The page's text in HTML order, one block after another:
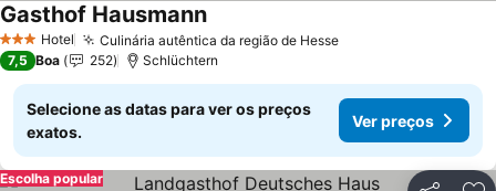
3 EstrelasHotel Culinária autêntica da região de Hesse
Gasthof Hausmann
7,5 Boa 252 Schlüchtern
Selecione as datas para ver os preços
exatos.
Ver preços
Escolha popular